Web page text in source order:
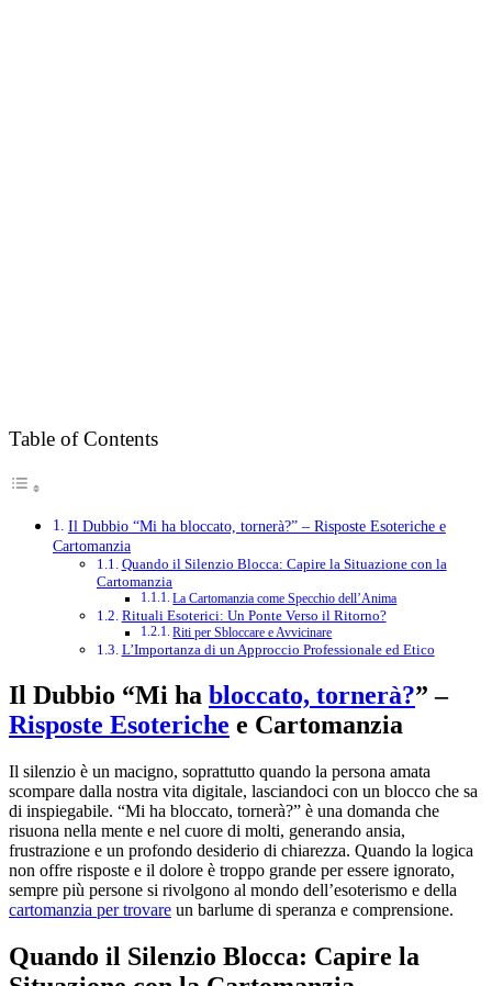
Table of Contents
Il Dubbio “Mi ha bloccato, tornerà?” – Risposte Esoteriche e
Cartomanzia
Quando il Silenzio Blocca: Capire la Situazione con la
Cartomanzia
La Cartomanzia come Specchio dell’Anima
Rituali Esoterici: Un Ponte Verso il Ritorno?
Riti per Sbloccare e Avvicinare
L’Importanza di un Approccio Professionale ed Etico
Il Dubbio “Mi ha bloccato, tornerà?” –
Risposte Esoteriche e Cartomanzia
Il silenzio è un macigno, soprattutto quando la persona amata
scompare dalla nostra vita digitale, lasciandoci con un blocco che sa
di inspiegabile. “Mi ha bloccato, tornerà?” è una domanda che
risuona nella mente e nel cuore di molti, generando ansia,
frustrazione e un profondo desiderio di chiarezza. Quando la logica
non offre risposte e il dolore è troppo grande per essere ignorato,
sempre più persone si rivolgono al mondo dell’esoterismo e della
cartomanzia per trovare un barlume di speranza e comprensione.
Quando il Silenzio Blocca: Capire la